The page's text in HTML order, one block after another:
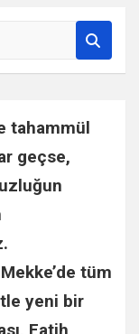
tahammül
geçse,
tüm
yeni bir